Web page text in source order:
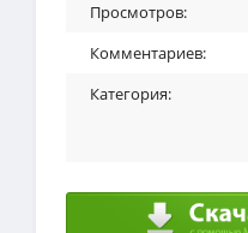
Просмотров:
Комментариев:
Категория: